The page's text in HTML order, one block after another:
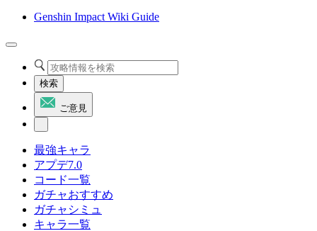
Genshin Impact Wiki Guide
検索
ご意見
最強キャラ
アプデ7.0
コード一覧
ガチャおすすめ
ガチャシミュ
キャラ一覧